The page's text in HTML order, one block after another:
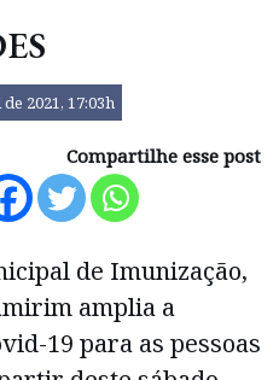
2021, 17:03h
Compartilhe esse post
de Imunização,
amplia a
19 para as pessoas